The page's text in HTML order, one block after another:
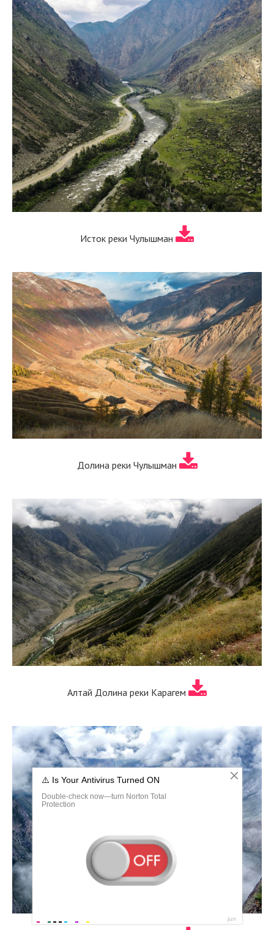
Исток реки Чулышман
Долина реки Чулышман
Алтай Долина реки Карагем